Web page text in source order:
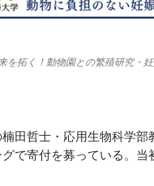
拓く！動物園との繁殖研究・妊
田哲士・応用生物科学部
で寄付を募っている。